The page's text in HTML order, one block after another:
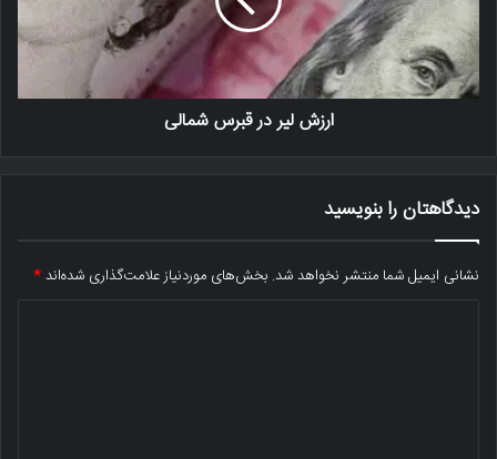
ارزش لیر در قبرس شمالی
دیدگاهتان را بنویسید
نشانی ایمیل شما منتشر نخواهد شد. بخش‌های موردنیاز علامت‌گذاری شده‌اند*